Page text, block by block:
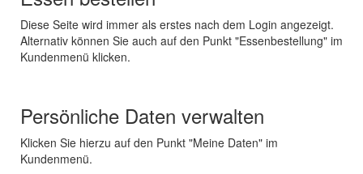
Diese Seite wird immer als erstes nach dem Login angezeigt.
Alternativ können Sie auch auf den Punkt "Essenbestellung" im
Kundenmenü klicken.
Persönliche Daten verwalten
Klicken Sie hierzu auf den Punkt "Meine Daten" im
Kundenmenü.